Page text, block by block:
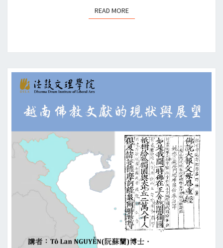
地
佛
修
漢
語
文
圈
中
塑：
義
READ MOREREAD MORE